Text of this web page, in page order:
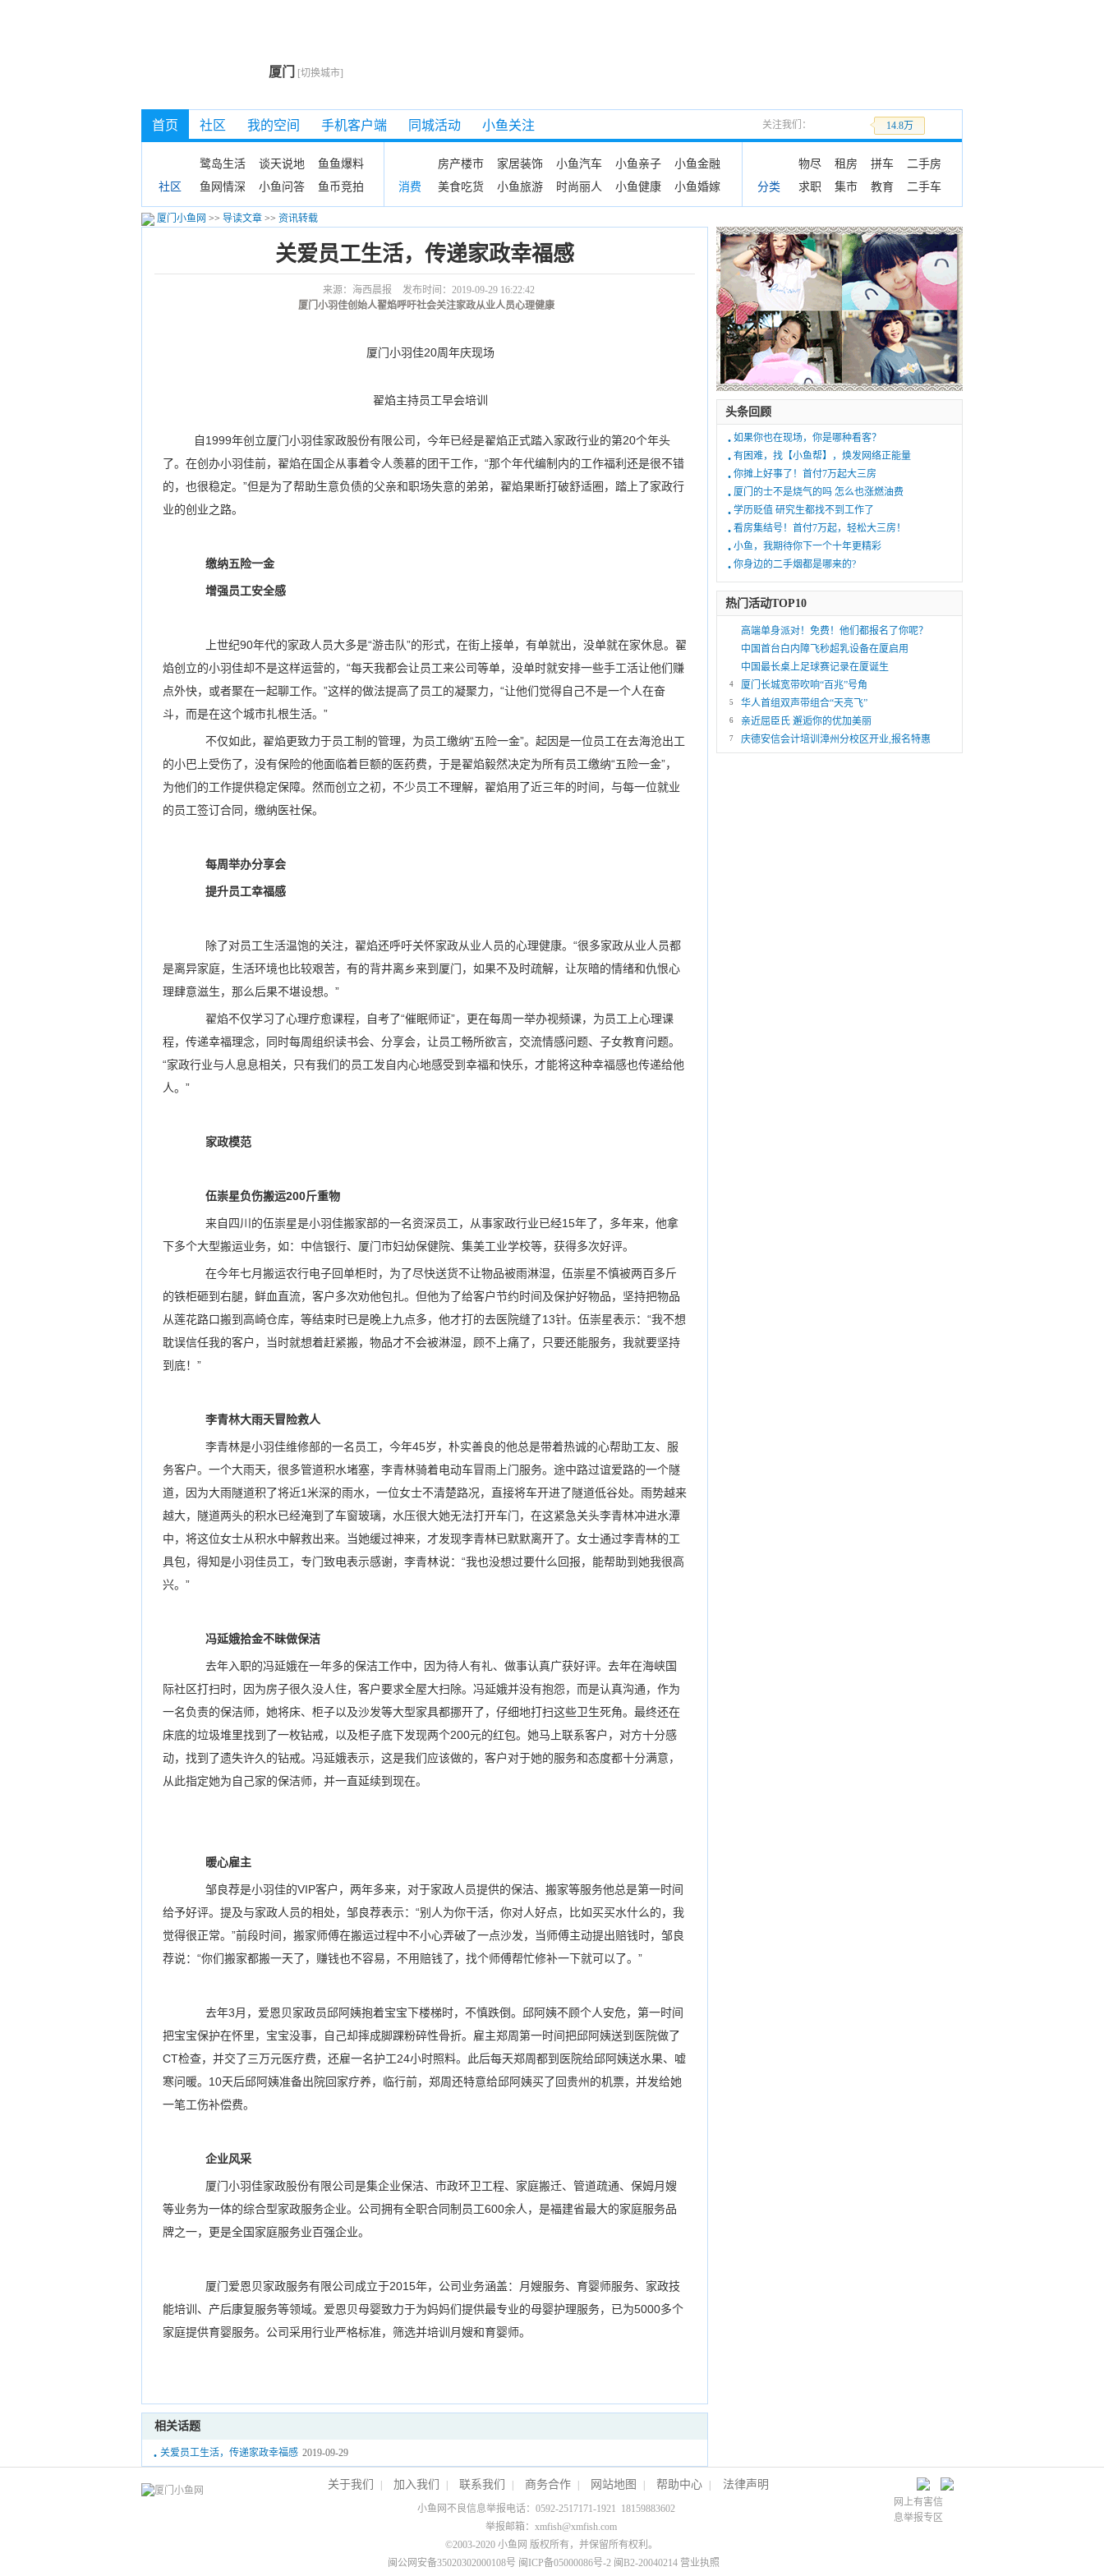
厦门 [切换城市]
首页 社区 我的空间 手机客户端 同城活动 小鱼关注 关注我们： 14.8万
社区
鹭岛生活 谈天说地
鱼鱼爆料
鱼网情深
小鱼问答 鱼币竞拍 消费
房产楼市 家居装饰 小鱼汽车 小鱼亲子
小鱼金融
美食吃货
小鱼旅游 时尚丽人 小鱼健康 小鱼婚嫁 分类
物尽 租房 拼车
二手房
求职
集市 教育 二手车
厦门小鱼网 >> 导读文章 >> 资讯转载
关爱员工生活，传递家政幸福感
来源：海西晨报
发布时间：2019-09-29 16:22:42
厦门小羽佳创始人翟焰呼吁社会关注家政从业人员心理健康
厦门小羽佳20周年庆现场
翟焰主持员工早会培训
自1999年创立厦门小羽佳家政股份有限公司，今年已经是翟焰正式踏入家政行业的第20个年头
了。在创办小羽佳前，翟焰在国企从事着令人羡慕的团干工作，“那个年代编制内的工作福利还是很不错
的，也很稳定。”但是为了帮助生意负债的父亲和职场失意的弟弟，翟焰果断打破舒适圈，踏上了家政行
业的创业之路。
缴纳五险一金
增强员工安全感
上世纪90年代的家政人员大多是“游击队”的形式，在街上接单，有单就出，没单就在家休息。翟
焰创立的小羽佳却不是这样运营的，“每天我都会让员工来公司等单，没单时就安排一些手工活让他们赚
点外快，或者聚在一起聊工作。”这样的做法提高了员工的凝聚力，“让他们觉得自己不是一个人在奋
斗，而是在这个城市扎根生活。”
不仅如此，翟焰更致力于员工制的管理，为员工缴纳“五险一金”。起因是一位员工在去海沧出工
的小巴上受伤了，没有保险的他面临着巨额的医药费，于是翟焰毅然决定为所有员工缴纳“五险一金”，
为他们的工作提供稳定保障。然而创立之初，不少员工不理解，翟焰用了近三年的时间，与每一位就业
的员工签订合同，缴纳医社保。
每周举办分享会
提升员工幸福感
除了对员工生活温饱的关注，翟焰还呼吁关怀家政从业人员的心理健康。“很多家政从业人员都
是离异家庭，生活环境也比较艰苦，有的背井离乡来到厦门，如果不及时疏解，让灰暗的情绪和仇恨心
理肆意滋生，那么后果不堪设想。”
翟焰不仅学习了心理疗愈课程，自考了“催眠师证”，更在每周一举办视频课，为员工上心理课
程，传递幸福理念，同时每周组织读书会、分享会，让员工畅所欲言，交流情感问题、子女教育问题。
“家政行业与人息息相关，只有我们的员工发自内心地感受到幸福和快乐，才能将这种幸福感也传递给他
人。”
家政模范
伍崇星负伤搬运200斤重物
来自四川的伍崇星是小羽佳搬家部的一名资深员工，从事家政行业已经15年了，多年来，他拿
下多个大型搬运业务，如：中信银行、厦门市妇幼保健院、集美工业学校等，获得多次好评。
在今年七月搬运农行电子回单柜时，为了尽快送货不让物品被雨淋湿，伍崇星不慎被两百多斤
的铁柜砸到右腿，鲜血直流，客户多次劝他包扎。但他为了给客户节约时间及保护好物品，坚持把物品
从莲花路口搬到高崎仓库，等结束时已是晚上九点多，他才打的去医院缝了13针。伍崇星表示：“我不想
耽误信任我的客户，当时就想着赶紧搬，物品才不会被淋湿，顾不上痛了，只要还能服务，我就要坚持
到底！”
李青林大雨天冒险救人
李青林是小羽佳维修部的一名员工，今年45岁，朴实善良的他总是带着热诚的心帮助工友、服
务客户。一个大雨天，很多管道积水堵塞，李青林骑着电动车冒雨上门服务。途中路过谊爱路的一个隧
道，因为大雨隧道积了将近1米深的雨水，一位女士不清楚路况，直接将车开进了隧道低谷处。雨势越来
越大，隧道两头的积水已经淹到了车窗玻璃，水压很大她无法打开车门，在这紧急关头李青林冲进水潭
中，将这位女士从积水中解救出来。当她缓过神来，才发现李青林已默默离开了。女士通过李青林的工
具包，得知是小羽佳员工，专门致电表示感谢，李青林说：“我也没想过要什么回报，能帮助到她我很高
兴。”
冯延娥拾金不昧做保洁
去年入职的冯延娥在一年多的保洁工作中，因为待人有礼、做事认真广获好评。去年在海峡国
际社区打扫时，因为房子很久没人住，客户要求全屋大扫除。冯延娥并没有抱怨，而是认真沟通，作为
一名负责的保洁师，她将床、柜子以及沙发等大型家具都挪开了，仔细地打扫这些卫生死角。最终还在
床底的垃圾堆里找到了一枚钻戒，以及柜子底下发现两个200元的红包。她马上联系客户，对方十分感
动，找到了遗失许久的钻戒。冯延娥表示，这是我们应该做的，客户对于她的服务和态度都十分满意，
从此指定她为自己家的保洁师，并一直延续到现在。
暖心雇主
邹良荐是小羽佳的VIP客户，两年多来，对于家政人员提供的保洁、搬家等服务他总是第一时间
给予好评。提及与家政人员的相处，邹良荐表示：“别人为你干活，你对人好点，比如买买水什么的，我
觉得很正常。”前段时间，搬家师傅在搬运过程中不小心弄破了一点沙发，当师傅主动提出赔钱时，邹良
荐说：“你们搬家都搬一天了，赚钱也不容易，不用赔钱了，找个师傅帮忙修补一下就可以了。”
去年3月，爱恩贝家政员邱阿姨抱着宝宝下楼梯时，不慎跌倒。邱阿姨不顾个人安危，第一时间
把宝宝保护在怀里，宝宝没事，自己却摔成脚踝粉碎性骨折。雇主郑周第一时间把邱阿姨送到医院做了
CT检查，并交了三万元医疗费，还雇一名护工24小时照料。此后每天郑周都到医院给邱阿姨送水果、嘘
寒问暖。10天后邱阿姨准备出院回家疗养，临行前，郑周还特意给邱阿姨买了回贵州的机票，并发给她
一笔工伤补偿费。
企业风采
厦门小羽佳家政股份有限公司是集企业保洁、市政环卫工程、家庭搬迁、管道疏通、保姆月嫂
等业务为一体的综合型家政服务企业。公司拥有全职合同制员工600余人，是福建省最大的家庭服务品
牌之一，更是全国家庭服务业百强企业。
厦门爱恩贝家政服务有限公司成立于2015年，公司业务涵盖：月嫂服务、育婴师服务、家政技
能培训、产后康复服务等领域。爱恩贝母婴致力于为妈妈们提供最专业的母婴护理服务，已为5000多个
家庭提供育婴服务。公司采用行业严格标准，筛选并培训月嫂和育婴师。
相关话题
· 关爱员工生活，传递家政幸福感 2019-09-29
头条回顾
· 如果你也在现场，你是哪种看客？
· 有困难，找【小鱼帮】，焕发网络正能量
· 你摊上好事了！首付7万起大三房
· 厦门的士不是烧气的吗 怎么也涨燃油费
· 学历贬值 研究生都找不到工作了
· 看房集结号！首付7万起，轻松大三房！
· 小鱼，我期待你下一个十年更精彩
· 你身边的二手烟都是哪来的?
热门活动TOP10
高端单身派对！免费！他们都报名了你呢？
中国首台白内障飞秒超乳设备在厦启用
中国最长桌上足球赛记录在厦诞生
4 厦门长城宽带吹响“百兆”号角
5 华人首组双声带组合“天亮飞”
6 亲近屈臣氏 邂逅你的优加美丽
7 庆德安信会计培训漳州分校区开业,报名特惠
关于我们 加入我们 联系我们 商务合作 网站地图 帮助中心 法律声明
小鱼网不良信息举报电话：0592-2517171-1921 18159883602
举报邮箱：xmfish@xmfish.com
©2003-2020 小鱼网 版权所有，并保留所有权利。
闽公网安备35020302000108号 闽ICP备05000086号-2 闽B2-20040214 营业执照
网上有害信
息举报专区